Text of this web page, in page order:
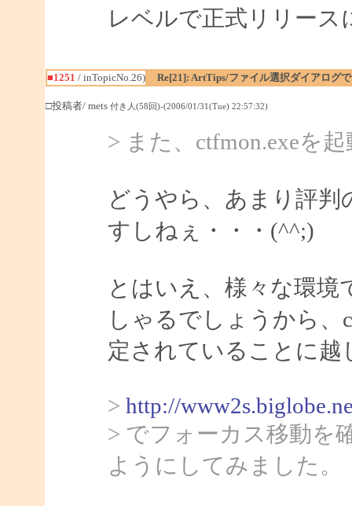
レベルで正式リリー
■1251 / inTopicNo.26) Re[21]: ArtTips/ファイル選択ダイアログ
□投稿者/ mets 付き人(58回)-(2006/01/31(Tue) 22:57:32)
> また、ctfmon.exeを
どうやら、あまり評
すしねぇ・・・(^^;)
とはいえ、様々な環
しゃるでしょうから、
定されていることに
> http://
> でフォーカス移動を
ようにしてみました。